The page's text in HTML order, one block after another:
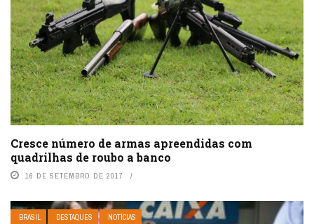
Cresce número de armas apreendidas com
quadrilhas de roubo a banco
16 DE SETEMBRO DE 2017
BRASIL DESTAQUES NOTÍCIAS